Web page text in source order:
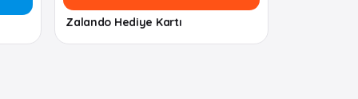
Zalando Hediye Kartı